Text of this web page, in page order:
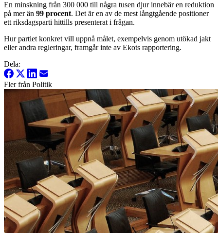
En minskning från 300 000 till några tusen djur innebär en reduktion
på mer än 99 procent. Det är en av de mest långtgående positioner
ett riksdagsparti hittills presenterat i frågan.
Hur partiet konkret vill uppnå målet, exempelvis genom utökad jakt
eller andra regleringar, framgår inte av Ekots rapportering.
Dela:
Fler från Politik